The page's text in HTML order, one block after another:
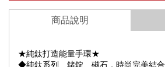
商品說明
★純鈦打造能量手環★
◆純鈦系列、鍺錠、磁石，時尚完美結合